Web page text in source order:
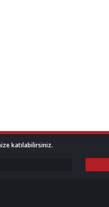
katılabilirsiniz.